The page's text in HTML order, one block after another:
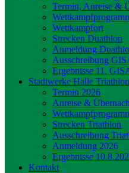
Termin, Anreise &
Wettkampfort
Strecken Duathlon
Anmeldung
Ausschreibung
Ergebnisse 11.
Stadtwerke Halle Triathlon
Termin 2026
Anreise &
Strecken Triathlon
Ausschreibung
Anmeldung 2026
Ergebnisse
Kontakt